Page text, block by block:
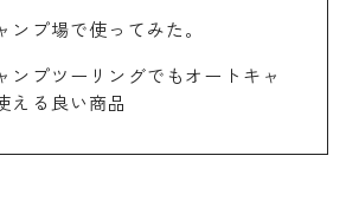
ンプ場で使ってみた。
ンプツーリングでもオートキャ
える良い商品